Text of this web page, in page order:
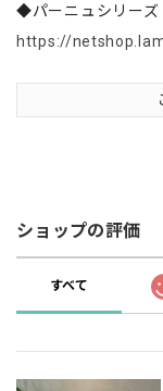
◆パーニュシリーズ
https://
ショップの評価
すべて